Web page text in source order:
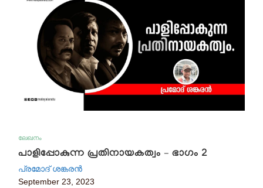
ലേഖനം
പാളിപ്പോകുന്ന പ്രതിനായകത്വം – ഭാഗം 2
പ്രമോദ് ശങ്കരൻ
September 23, 2023